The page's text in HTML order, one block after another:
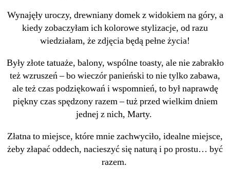
Wynajęły uroczy, drewniany domek z widokiem na góry, a
kiedy zobaczyłam ich kolorowe stylizacje, od razu
wiedziałam, że zdjęcia będą pełne życia!
Były złote tatuaże, balony, wspólne toasty, ale nie zabrakło
też wzruszeń – bo wieczór panieński to nie tylko zabawa,
ale też czas podziękowań i wspomnień, to był naprawdę
piękny czas spędzony razem – tuż przed wielkim dniem
jednej z nich, Marty.
Złatna to miejsce, które mnie zachwyciło, idealne miejsce,
żeby złapać oddech, nacieszyć się naturą i po prostu… być
razem.